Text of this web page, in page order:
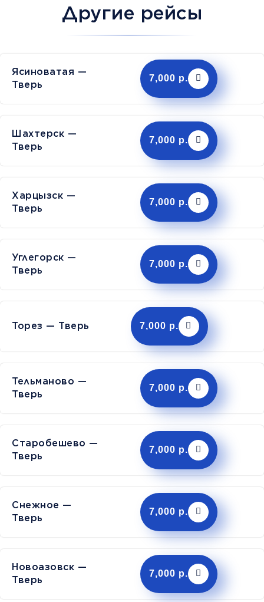
Другие рейсы
Ясиноватая —
Тверь
7,000 р.
Шахтерск —
Тверь
7,000 р.
Харцызск —
Тверь
7,000 р.
Углегорск —
Тверь
7,000 р.
Торез — Тверь 7,000 р.
Тельманово —
Тверь
7,000 р.
Старобешево —
Тверь
7,000 р.
Снежное —
Тверь
7,000 р.
Новоазовск —
Тверь
7,000 р.